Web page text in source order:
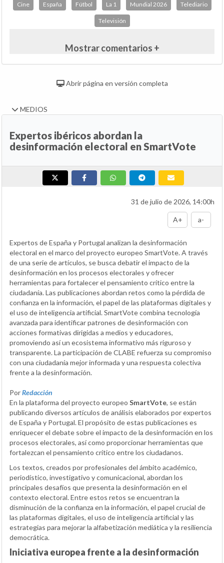
Cine España Fútbol La 1 Mundial 2026 Telediario
Televisión
Mostrar comentarios +
Abrir página en versión completa
MEDIOS
Expertos ibéricos abordan la
desinformación electoral en SmartVote
31 de julio de 2026, 14:00h
A+ a-
Expertos de España y Portugal analizan la desinformación
electoral en el marco del proyecto europeo SmartVote. A través
de una serie de artículos, se busca debatir el impacto de la
desinformación en los procesos electorales y ofrecer
herramientas para fortalecer el pensamiento crítico entre la
ciudadanía. Las publicaciones abordan retos como la pérdida de
confianza en la información, el papel de las plataformas digitales y
el uso de inteligencia artificial. SmartVote combina tecnología
avanzada para identificar patrones de desinformación con
acciones formativas dirigidas a medios y educadores,
promoviendo así un ecosistema informativo más riguroso y
transparente. La participación de CLABE refuerza su compromiso
con una ciudadanía mejor informada y una respuesta colectiva
frente a la desinformación.
PorRedacción
En la plataforma del proyecto europeo SmartVote, se están
publicando diversos artículos de análisis elaborados por expertos
de España y Portugal. El propósito de estas publicaciones es
enriquecer el debate sobre el impacto de la desinformación en los
procesos electorales, así como proporcionar herramientas que
fortalezcan el pensamiento crítico entre los ciudadanos.
Los textos, creados por profesionales del ámbito académico,
periodístico, investigativo y comunicacional, abordan los
principales desafíos que presenta la desinformación en el
contexto electoral. Entre estos retos se encuentran la
disminución de la confianza en la información, el papel crucial de
las plataformas digitales, el uso de inteligencia artificial y las
estrategias para mejorar la alfabetización mediática y la resiliencia
democrática.
Iniciativa europea frente a la desinformación